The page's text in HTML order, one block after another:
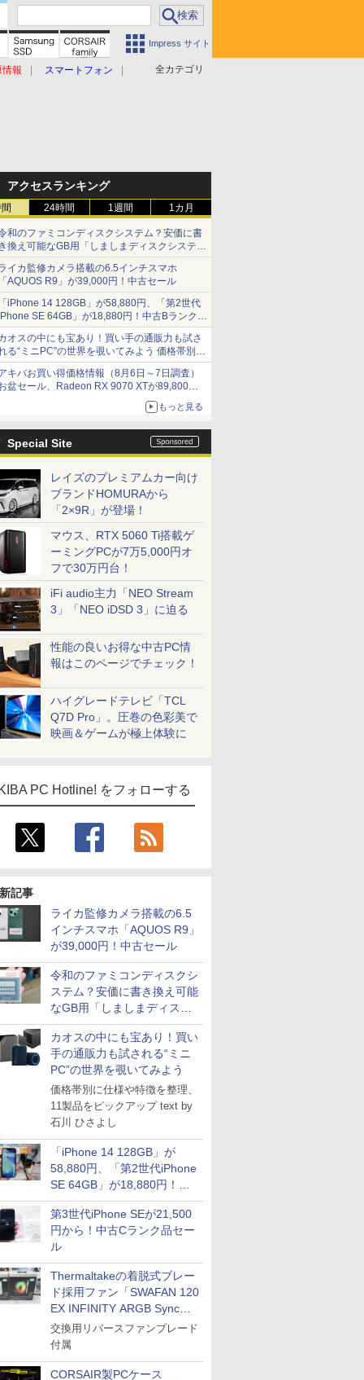
Impress サイト
全カテゴリ
情報 スマートフォン
アクセスランキング
24時間 1週間 1カ月
和のファミコンディスクシステム？安価に書
換え可能なGB用「しましまディスクシステ
」
イカ監修カメラ搭載の6.5インチスマホ
AQUOS R9」が39,000円！中古セール
iPhone 14 128GB」が58,880円、「第2世代
SE 64GB」が18,880円！中古Bランク品
ール
オスの中にも宝あり！買い手の通販力も試さ
る“ミニPC”の世界を覗いてみよう 価格帯別に
様や特徴を整理、11製品をピックアップ text
by 石川 ひさよし
キバお買い得価格情報（8月6日～7日調査）
盆セール、Radeon RX 9070 XTが89,800
、水平周波数24.8kHz対応の17型モニターが
円、暑さ指数連動セール ほか
もっと見る
Special Site
レイズのプレミアムカー向け
ブランドHOMURAから
「2×9R」が登場！
マウス、RTX 5060 Ti搭載ゲ
ーミングPCが7万5,000円オ
フで30万円台！
iFi audio主力「NEO Stream
3」「NEO iDSD 3」に迫る
性能の良いお得な中古PC情
報はこのページでチェック！
ハイグレードテレビ「TCL
Q7D Pro」。圧巻の色彩美で
映画＆ゲームが極上体験に
PC Hotline! をフォローする
記事
ライカ監修カメラ搭載の6.5
インチスマホ「AQUOS R9」
が39,000円！中古セール
令和のファミコンディスクシ
ステム？安価に書き換え可能
なGB用「しましまディスク
システム」
カオスの中にも宝あり！買い
手の通販力も試される“ミニ
PC”の世界を覗いてみよう
価格帯別に仕様や特徴を整理、
11製品をピックアップ text by
石川 ひさよし
「iPhone 14 128GB」が
58,880円、「第2世代iPhone
SE 64GB」が18,880円！中
古Bランク品セール
第3世代iPhone SEが21,500
円から！中古Cランク品セー
ル
Thermaltakeの着脱式ブレー
ド採用ファン「SWAFAN 120
EX INFINITY ARGB Sync」
に単品パッケージ
交換用リバースファンブレード
付属
CORSAIR製PCケース